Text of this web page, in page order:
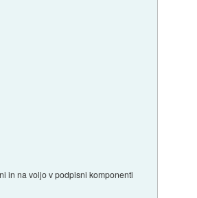
in na voljo v podpisni komponenti